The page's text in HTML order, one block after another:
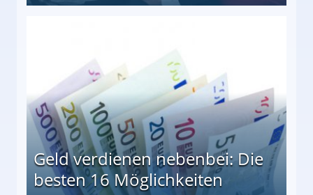
Geld verdienen nebenbei: Die
besten 16 Möglichkeiten